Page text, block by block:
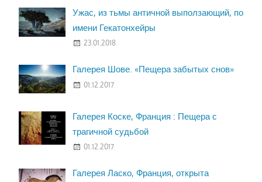
Ужас, из тьмы античной выползающий, по
имени Гекатонхейры
23.01.2018
Галерея Шове. «Пещера забытых снов»
01.12.2017
Галерея Коске, Франция : Пещера с
трагичной судьбой
01.12.2017
Галерея Ласко, Франция, открыта